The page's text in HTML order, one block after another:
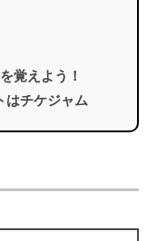
覚えよう！
はチケジャム